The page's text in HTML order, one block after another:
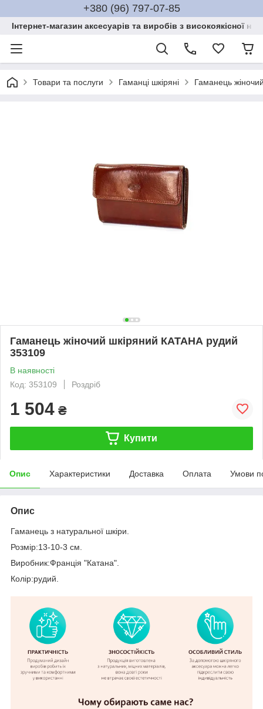
+380 (96) 797-07-85
Інтернет-магазин аксесуарів та виробів з високоякісної
Товари та послуги Гаманці шкіряні Гаманець
Гаманець жіночий шкіряний КАТАНА рудий
353109
В наявності
Код: 353109
Роздріб
1 504 ₴
Купити
Опис Характеристики Доставка Оплата Умови
Опис
Гаманець з натуральної шкіри.
Розмір:13-10-3 см.
Виробник:Франція "Катана".
Колір:рудий.